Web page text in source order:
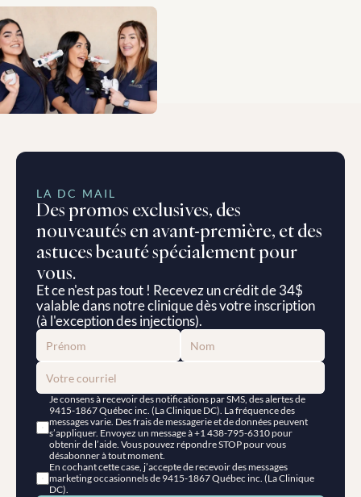
LA DC MAIL
Des promos exclusives, des
nouveautés en avant-première, et des
astuces beauté spécialement pour
vous.
Et ce n'est pas tout ! Recevez un crédit de 34$
valable dans notre clinique dès votre inscription
(à l'exception des injections).
Je consens à recevoir des notifications par SMS, des alertes de
9415-1867 Québec inc. (La Clinique DC). La fréquence des
messages varie. Des frais de messagerie et de données peuvent
s’appliquer. Envoyez un message à +1 438-795-6310 pour
obtenir de l’aide. Vous pouvez répondre STOP pour vous
désabonner à tout moment.
En cochant cette case, j’accepte de recevoir des messages
marketing occasionnels de 9415-1867 Québec inc. (La Clinique
DC).